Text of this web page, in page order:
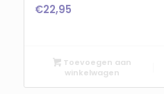
€22,95
Toevoegen aan
winkelwagen